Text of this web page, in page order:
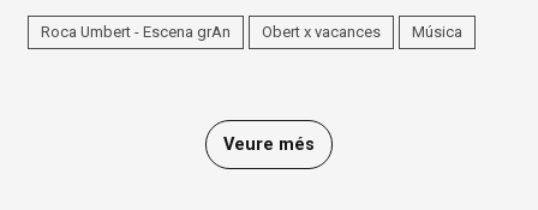
Roca Umbert - Escena grAn Obert x vacances Música
Veure més